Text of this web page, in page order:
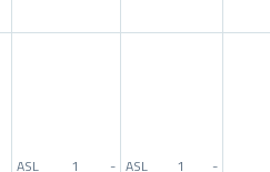
ASL 1 - ASL 1 -